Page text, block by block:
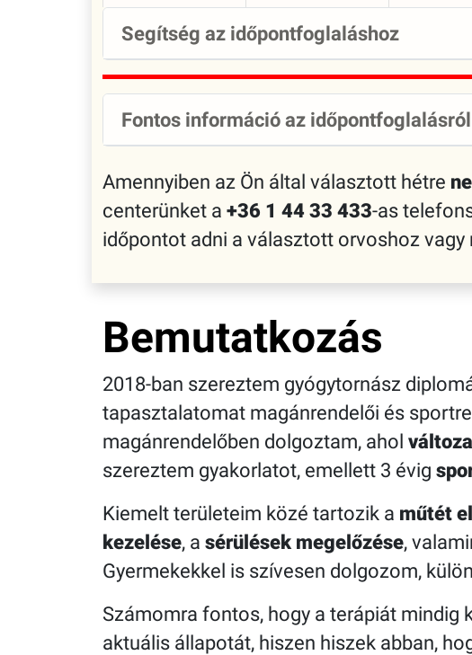
Segítség az időpontfoglaláshoz
Fontos információ az időpontfoglalásról
Amennyiben az Ön által választott hétre
centerünket a +36 1 44 33 433-as
időpontot adni a választott orvoshoz
Bemutatkozás
2018-ban szereztem gyógytornász
tapasztalatomat magánrendelői és
magánrendelőben dolgoztam, ahol
szereztem gyakorlatot, emellett 3 évig
Kiemelt területeim közé tartozik a műtét
kezelése, a sérülések megelőzése,
Gyermekekkel is szívesen dolgozom,
Számomra fontos, hogy a terápiát mindig
aktuális állapotát, hiszen hiszek abban,